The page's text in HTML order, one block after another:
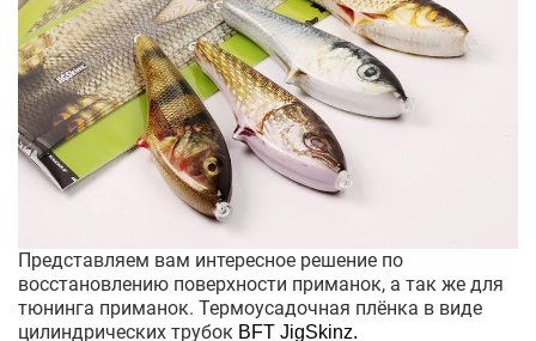
Представляем вам интересное решение по
восстановлению поверхности приманок, а так же для
тюнинга приманок. Термоусадочная плёнка в виде
цилиндрических трубок BFT JigSkinz.